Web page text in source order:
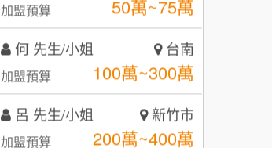
潮鍋癮
咖啡LOOK
鼎威維修
7 88thai發發泰-泰式飯行家
何 先生/小姐 台南
加盟預算 100萬~300萬
呂 先生/小姐 新竹市
加盟預算 200萬~400萬
【曉妍美妝】誠徵行政櫃檯